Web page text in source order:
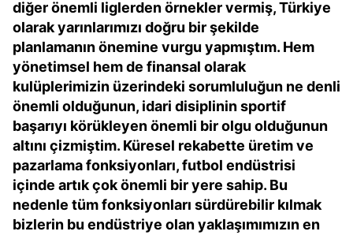
diğer önemli liglerden örnekler vermiş, Türkiye
olarak yarınlarımızı doğru bir şekilde
planlamanın önemine vurgu yapmıştım. Hem
yönetimsel hem de finansal olarak
kulüplerimizin üzerindeki sorumluluğun ne denli
önemli olduğunun, idari disiplinin sportif
başarıyı körükleyen önemli bir olgu olduğunun
altını çizmiştim. Küresel rekabette üretim ve
pazarlama fonksiyonları, futbol endüstrisi
içinde artık çok önemli bir yere sahip. Bu
nedenle tüm fonksiyonları sürdürebilir kılmak
bizlerin bu endüstriye olan yaklaşımımızın en